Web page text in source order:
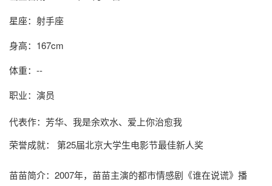
星座：射手座
身高：167cm
体重：--
职业：演员
代表作：芳华、我是余欢水、爱上你治愈我
荣誉成就： 第25届北京大学生电影节最佳新人奖
苗苗简介：2007年，苗苗主演的都市情感剧《谁在说谎》播